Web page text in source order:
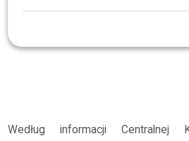
Według informacji Centralnej